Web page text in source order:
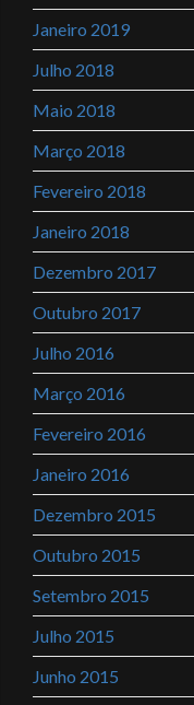
Janeiro 2019
Julho 2018
Maio 2018
Março 2018
Fevereiro 2018
Janeiro 2018
Dezembro 2017
Outubro 2017
Julho 2016
Março 2016
Fevereiro 2016
Janeiro 2016
Dezembro 2015
Outubro 2015
Setembro 2015
Julho 2015
Junho 2015